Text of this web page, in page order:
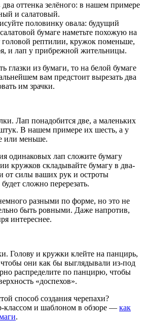
оттенка зелёного: в нашем примере
и салатовый.
половинку овала: будущий
бумаге наметьте похожую на
головой рептилии, кружок поменьше,
и лап у прибрежной жительницы.
глазки из бумаги, то на белой бумаге
вам предстоит вырезать два
им зрачки.
Лап понадобится две, а маленьких
В нашем примере их шесть, а у
или меньше.
одинаковых лап сложите бумагу
кружков складывайте бумагу в два-
от силы ваших рук и остроты
сложно перерезать.
разными по форме, но это не
быть ровными. Даже напротив,
интереснее.
Голову и кружки клейте на панцирь,
они как бы выглядывали из-под
распределите по панцирю, чтобы
«доспехов».
способ создания черепахи?
классом и шаблоном в обзоре — как
.